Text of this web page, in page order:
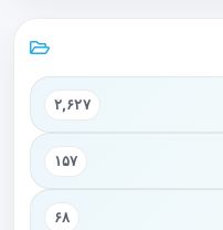
۲,۶۲۷
۱۵۷
۶۸